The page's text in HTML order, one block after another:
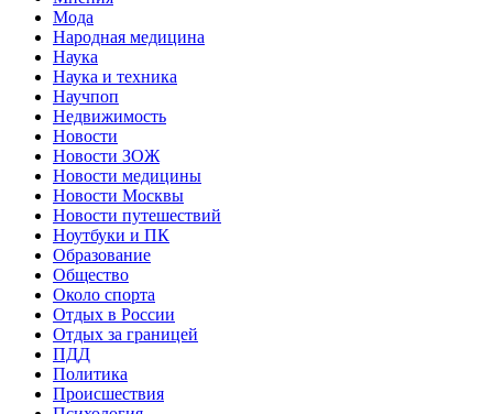
Мода
Народная медицина
Наука
Наука и техника
Научпоп
Недвижимость
Новости
Новости ЗОЖ
Новости медицины
Новости Москвы
Новости путешествий
Ноутбуки и ПК
Образование
Общество
Около спорта
Отдых в России
Отдых за границей
ПДД
Политика
Происшествия